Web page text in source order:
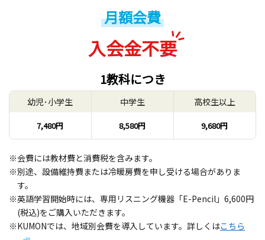
月額会費
入会金不要
1教科につき
幼児･小学生
7,480円
中学生
8,580円
高校生以上
9,680円
※会費には教材費と消費税を含みます。
※別途、設備維持費または冷暖房費を申し受ける場合がありま
す。
※英語学習開始時には、専用リスニング機器「E-Pencil」6,600円
(税込)をご購入いただきます。
※KUMONでは、地域別会費を導入しています。詳しくはこちら